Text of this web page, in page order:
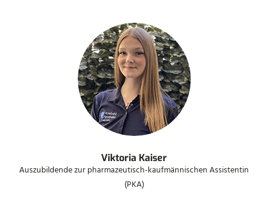
Viktoria Kaiser
Auszubildende zur pharmazeutisch-kaufmännischen Assistentin
(PKA)